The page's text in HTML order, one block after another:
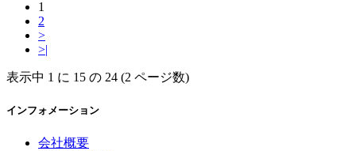
1
2
>
>|
表示中 1 に 15 の 24 (2 ページ数)
インフォメーション
会社概要